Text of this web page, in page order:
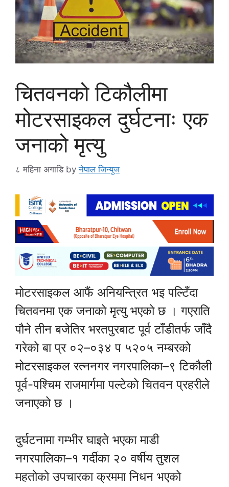
चितवनको टिकौलीमा
मोटरसाइकल दुर्घटनाः एक
जनाको मृत्यु
८ महिना अगाडि byनेपाल जिन्युज
मोटरसाइकल आफैं अनियन्त्रित भइ पल्टिँदा
चितवनमा एक जनाको मृत्यु भएको छ । गएराति
पौने तीन बजेतिर भरतपुरबाट पूर्व टाँडीतर्फ जाँदै
गरेको बा प्र ०२–०३४ प ५२०५ नम्बरको
मोटरसाइकल रत्ननगर नगरपालिका–९ टिकौली
पूर्व-पश्चिम राजमार्गमा पल्टेको चितवन प्रहरीले
जनाएको छ ।
दुर्घटनामा गम्भीर घाइते भएका माडी
नगरपालिका–१ गर्दीका २० वर्षीय तुशल
महतोको उपचारका क्रममा निधन भएको